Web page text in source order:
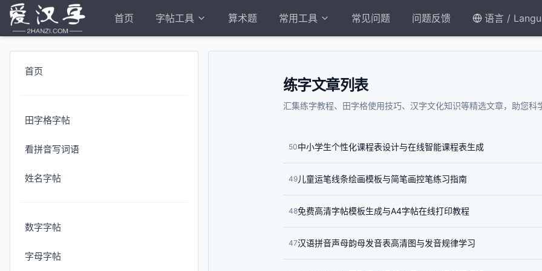
首页 字帖工具 算术题 常用工具 常见问题 问题反馈 语言 /
首页
田字格字帖
看拼音写词语
姓名字帖
数字字帖
字母字帖
练字文章列表
汇集练字教程、田字格使用技巧、汉字文化知识等精选文章，助您科
50中小学生个性化课程表设计与在线智能课程表生成
49儿童运笔线条绘画模板与简笔画控笔练习指南
48免费高清字帖模板生成与A4字帖在线打印教程
47汉语拼音声母韵母发音表高清图与发音规律学习